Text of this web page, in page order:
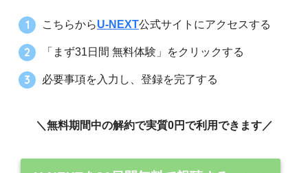
こちらからU-NEXT公式サイトにアクセスする
「まず31日間 無料体験」をクリックする
必要事項を入力し、登録を完了する
＼無料期間中の解約で実質0円で利用できます／